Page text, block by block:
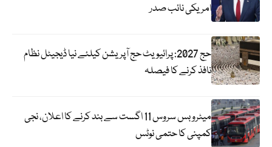
امریکی نائب صدر
حج 2027: پرائیویٹ حج آپریشن کیلئے نیا ڈیجیٹل نظام
نافذ کرنے کا فیصلہ
میٹرو بس سروس 11 اگست سے بند کرنے کا اعلان، نجی
کمپنی کا حتمی نوٹس